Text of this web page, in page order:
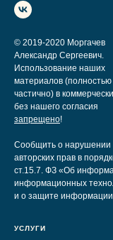
© 2019-2020 Моргачев
Александр Сергеевич.
Использование наших
материалов (полностью
частично) в
без нашего согласия
запрещено!
Сообщить о нарушении
авторских прав в
ст.15.7. ФЗ «Об
информационных
и о защите
УСЛУГИ